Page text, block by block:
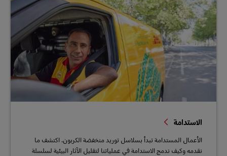
الاستدامة
الأعمال المستدامة تبدأ بسلاسل توريد منخفضة الكربون. اكتشف ما
نقدمه وكيف ندمج الاستدامة في عملياتنا لتقليل الآثار البيئية لسلسلة